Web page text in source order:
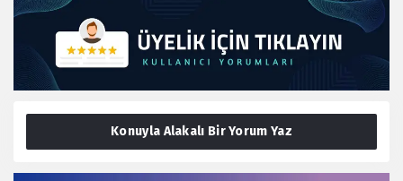
Konuyla Alakalı Bir Yorum Yaz